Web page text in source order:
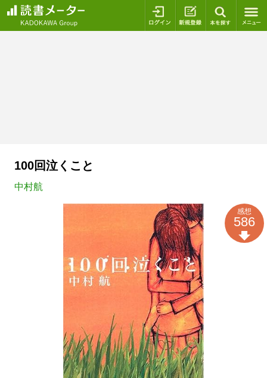
ログイン 新規登録
100回泣くこと
中村航
感想
586